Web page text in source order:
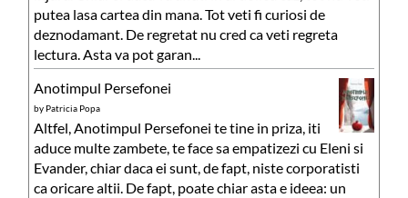
putea lasa cartea din mana. Tot veti fi curiosi de
deznodamant. De regretat nu cred ca veti regreta
lectura. Asta va pot garan...
Anotimpul Persefonei
by Patricia Popa
Altfel, Anotimpul Persefonei te tine in priza, iti
aduce multe zambete, te face sa empatizezi cu Eleni si
Evander, chiar daca ei sunt, de fapt, niste corporatisti
ca oricare altii. De fapt, poate chiar asta e ideea: un